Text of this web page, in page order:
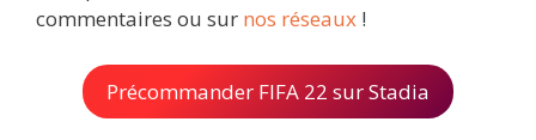
commentaires ou sur nos réseaux !
Précommander FIFA 22 sur Stadia